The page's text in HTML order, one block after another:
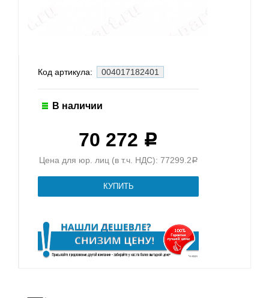
Код артикула: 004017182401
В наличии
70 272 Р
Цена для юр. лиц (в т.ч. НДС): 77299.2 Р